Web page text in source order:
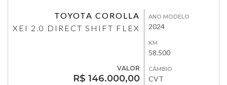
TOYOTA COROLLA
XEI 2.0 DIRECT SHIFT FLEX
VALOR
R$ 146.000,00
ANO MODELO
2024
KM
58.500
CÂMBIO
CVT